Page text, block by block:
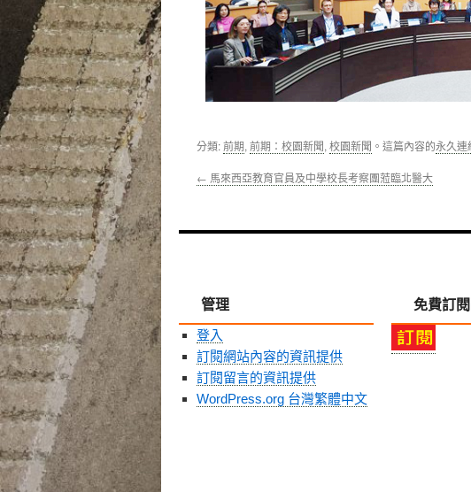
分類:前期, 前期：校園新聞, 校園新聞 。這篇內容的永久連
← 馬來西亞教育官員及中學校長考察團蒞臨北醫大
管理
登入
訂閱網站內容的資訊提供
訂閱留言的資訊提供
WordPress.org 台灣繁體中文
免費訂